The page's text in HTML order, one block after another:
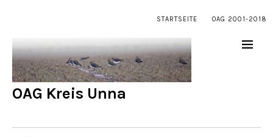
STARTSEITE OAG 2001-2018
OAG Kreis Unna